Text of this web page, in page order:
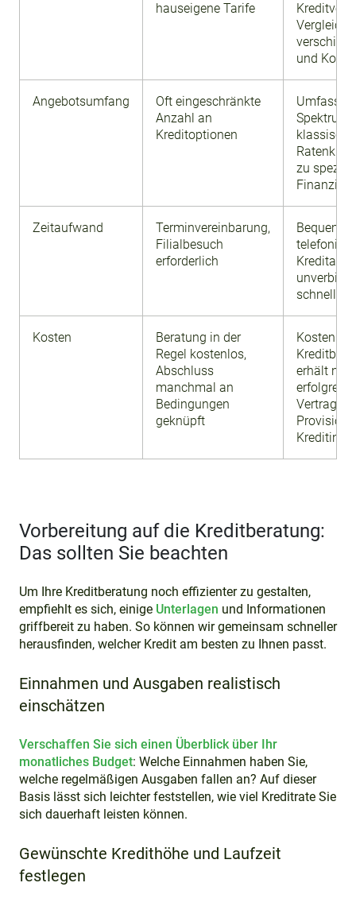
hauseigene Tarife
Vergleich
und
Angebotsumfang
Oft eingeschränkte
Anzahl an
Kreditoptionen
Spektrum:
zu
Zeitaufwand
Terminvereinbarung,
Filialbesuch
erforderlich
Bequem
schnell
Kosten
Beratung in der
Regel kostenlos,
Abschluss
manchmal an
Bedingungen
geknüpft
erhält nur
Provision
Vorbereitung auf die Kreditberatung:
Das sollten Sie beachten
Um Ihre Kreditberatung noch effizienter zu gestalten,
empfiehlt es sich, einige Unterlagen und Informationen
griffbereit zu haben. So können wir gemeinsam schneller
herausfinden, welcher Kredit am besten zu Ihnen passt.
Einnahmen und Ausgaben realistisch
einschätzen
Verschaffen Sie sich einen Überblick über Ihr
monatliches Budget: Welche Einnahmen haben Sie,
welche regelmäßigen Ausgaben fallen an? Auf dieser
Basis lässt sich leichter feststellen, wie viel Kreditrate Sie
sich dauerhaft leisten können.
Gewünschte Kredithöhe und Laufzeit
festlegen